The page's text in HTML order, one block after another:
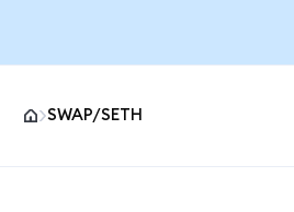
SWAP/SETH